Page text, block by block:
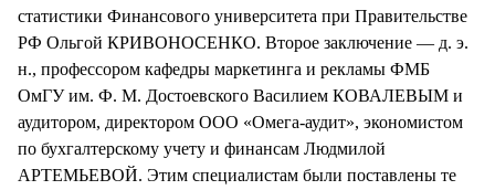
статистики Финансового университета при Правительстве
РФ Ольгой КРИВОНОСЕНКО. Второе заключение — д. э.
н., профессором кафедры маркетинга и рекламы ФМБ
ОмГУ им. Ф. М. Достоевского Василием КОВАЛЕВЫМ и
аудитором, директором ООО «Омега-аудит», экономистом
по бухгалтерскому учету и финансам Людмилой
АРТЕМЬЕВОЙ. Этим специалистам были поставлены те